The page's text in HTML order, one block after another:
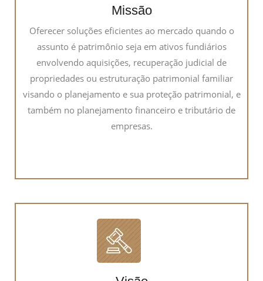
Missão
Oferecer soluções eficientes ao mercado quando o
assunto é patrimônio seja em ativos fundiários
envolvendo aquisições, recuperação judicial de
propriedades ou estruturação patrimonial familiar
visando o planejamento e sua proteção patrimonial, e
também no planejamento financeiro e tributário de
empresas.